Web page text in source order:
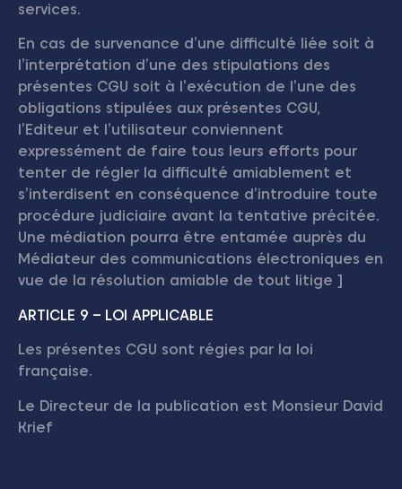
services.
En cas de survenance d’une difficulté liée soit à
l’interprétation d’une des stipulations des
présentes CGU soit à l’exécution de l’une des
obligations stipulées aux présentes CGU,
l’Editeur et l’utilisateur conviennent
expressément de faire tous leurs efforts pour
tenter de régler la difficulté amiablement et
s’interdisent en conséquence d’introduire toute
procédure judiciaire avant la tentative précitée.
Une médiation pourra être entamée auprès du
Médiateur des communications électroniques en
vue de la résolution amiable de tout litige ]
ARTICLE 9 – LOI APPLICABLE
Les présentes CGU sont régies par la loi
française.
Le Directeur de la publication est Monsieur David
Krief